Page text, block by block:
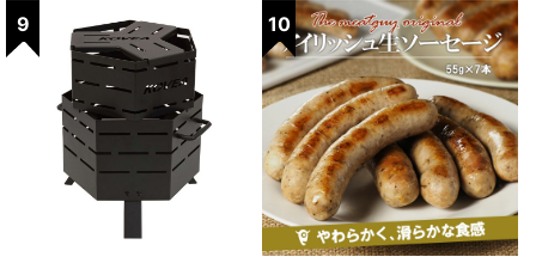
減税率対象 [ミートガイ]
ッグ エス POST GENERAL